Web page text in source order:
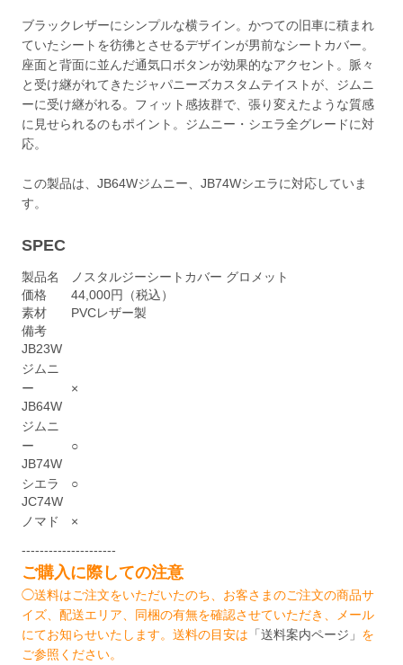
ブラックレザーにシンプルな横ライン。かつての旧車に積まれ
ていたシートを彷彿とさせるデザインが男前なシートカバー。
座面と背面に並んだ通気口ボタンが効果的なアクセント。脈々
と受け継がれてきたジャパニーズカスタムテイストが、ジムニ
ーに受け継がれる。フィット感抜群で、張り変えたような質感
に見せられるのもポイント。ジムニー・シエラ全グレードに対
応。
この製品は、JB64Wジムニー、JB74Wシエラに対応していま
す。
SPEC
製品名
ノスタルジーシートカバー グロメット
価格
44,000円（税込）
素材
PVCレザー製
備考
JB23W
ジムニ
ー
×
JB64W
ジムニ
ー
○
JB74W
シエラ
○
JC74W
ノマド
×
---------------------
ご購入に際しての注意
◯送料はご注文をいただいたのち、お客さまのご注文の商品サ
イズ、配送エリア、同梱の有無を確認させていただき、メール
にてお知らせいたします。送料の目安は 「送料案内ページ」 を
ご参照ください。